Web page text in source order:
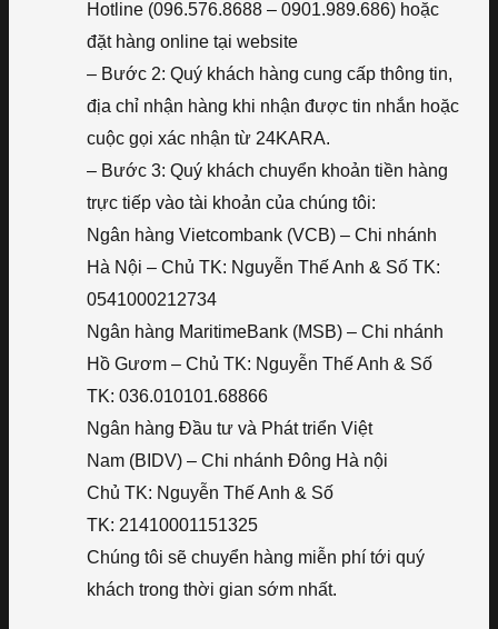
Hotline (096.576.8688 – 0901.989.686) hoặc
đặt hàng online tại website
– Bước 2: Quý khách hàng cung cấp thông tin,
địa chỉ nhận hàng khi nhận được tin nhắn hoặc
cuộc gọi xác nhận từ 24KARA.
– Bước 3: Quý khách chuyển khoản tiền hàng
trực tiếp vào tài khoản của chúng tôi:
Ngân hàng Vietcombank (VCB) – Chi nhánh
Hà Nội – Chủ TK: Nguyễn Thế Anh & Số TK:
0541000212734
Ngân hàng MaritimeBank (MSB) – Chi nhánh
Hồ Gươm – Chủ TK: Nguyễn Thế Anh & Số
TK: 036.010101.68866
Ngân hàng Đầu tư và Phát triển Việt
Nam (BIDV) – Chi nhánh Đông Hà nội
Chủ TK: Nguyễn Thế Anh & Số
TK: 21410001151325
Chúng tôi sẽ chuyển hàng miễn phí tới quý
khách trong thời gian sớm nhất.